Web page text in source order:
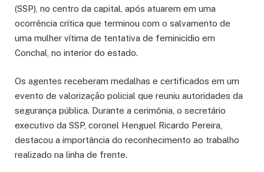
(SSP), no centro da capital, após atuarem em uma
ocorrência crítica que terminou com o salvamento de
uma mulher vítima de tentativa de feminicídio em
Conchal, no interior do estado.
Os agentes receberam medalhas e certificados em um
evento de valorização policial que reuniu autoridades da
segurança pública. Durante a cerimônia, o secretário
executivo da SSP, coronel Henguel Ricardo Pereira,
destacou a importância do reconhecimento ao trabalho
realizado na linha de frente.